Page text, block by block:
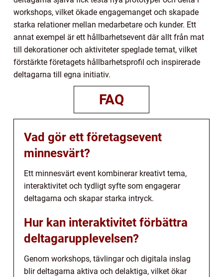
workshops, vilket ökade engagemanget och skapade
starka relationer mellan medarbetare och kunder. Ett
annat exempel är ett hållbarhetsevent där allt från mat
till dekorationer och aktiviteter speglade temat, vilket
förstärkte företagets hållbarhetsprofil och inspirerade
deltagarna till egna initiativ.
FAQ
Vad gör ett företagsevent
minnesvärt?
Ett minnesvärt event kombinerar kreativt tema,
interaktivitet och tydligt syfte som engagerar
deltagarna och skapar starka intryck.
Hur kan interaktivitet förbättra
deltagarupplevelsen?
Genom workshops, tävlingar och digitala inslag
blir deltagarna aktiva och delaktiga, vilket ökar